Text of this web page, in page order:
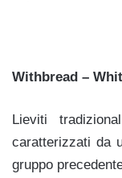
Withbread –
Lieviti
caratterizzati da
gruppo